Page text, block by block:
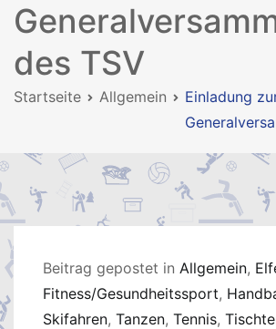
des TSV
Startseite Allgemein
Einladung
Beitrag gepostet in Allgemein,
Fitness/Gesundheitssport,
Skifahren, Tanzen, Tennis,